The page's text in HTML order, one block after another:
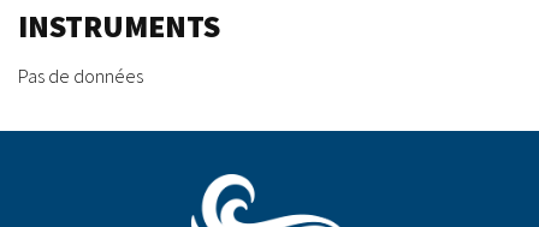
INSTRUMENTS
Pas de données